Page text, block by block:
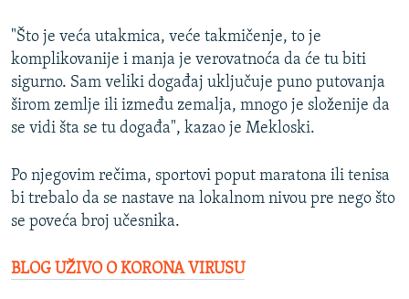
"Što je veća utakmica, veće takmičenje, to je
komplikovanije i manja je verovatnoća da će tu biti
sigurno. Sam veliki događaj uključuje puno putovanja
širom zemlje ili između zemalja, mnogo je složenije da
se vidi šta se tu događa", kazao je Mekloski.
Po njegovim rečima, sportovi poput maratona ili tenisa
bi trebalo da se nastave na lokalnom nivou pre nego što
se poveća broj učesnika.
BLOG UŽIVO O KORONA VIRUSU